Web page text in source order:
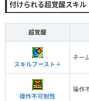
付けられる超覚醒スキル
超覚醒
スキルブースト＋
チー
操作不可耐性
操作